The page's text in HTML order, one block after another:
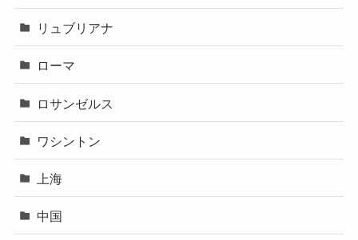
リュブリアナ
ローマ
ロサンゼルス
ワシントン
上海
中国